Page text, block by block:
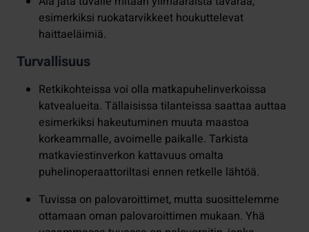
esimerkiksi ruokatarvikkeet houkuttelevat
haittaeläimiä.
Turvallisuus
Retkikohteissa voi olla matkapuhelinverkoissa
katvealueita. Tällaisissa tilanteissa saattaa auttaa
esimerkiksi hakeutuminen muuta maastoa
korkeammalle, avoimelle paikalle. Tarkista
matkaviestinverkon kattavuus omalta
puhelinoperaattoriltasi ennen retkelle lähtöä.
Tuvissa on palovaroittimet, mutta suosittelemme
ottamaan oman palovaroittimen mukaan. Yhä